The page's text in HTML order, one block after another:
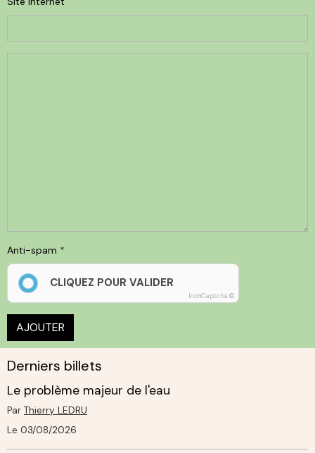
Anti-spam
CLIQUEZ POUR VALIDER
IconCaptcha ©
AJOUTER
Derniers billets
Le problème majeur de l'eau
Par Thierry LEDRU
Le 03/08/2026